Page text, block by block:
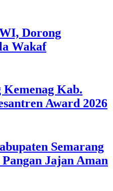
Dorong
Wakaf
Kemenag Kab.
Award 2026
Semarang
Jajan Aman